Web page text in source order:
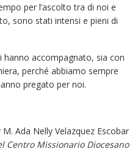
per l’ascolto tra di noi e
sono stati intensi e pieni di
accompagnato, sia con
perché abbiamo sempre
pregato per noi.
M. Ada Nelly Velazquez Escobar
Centro Missionario Diocesano